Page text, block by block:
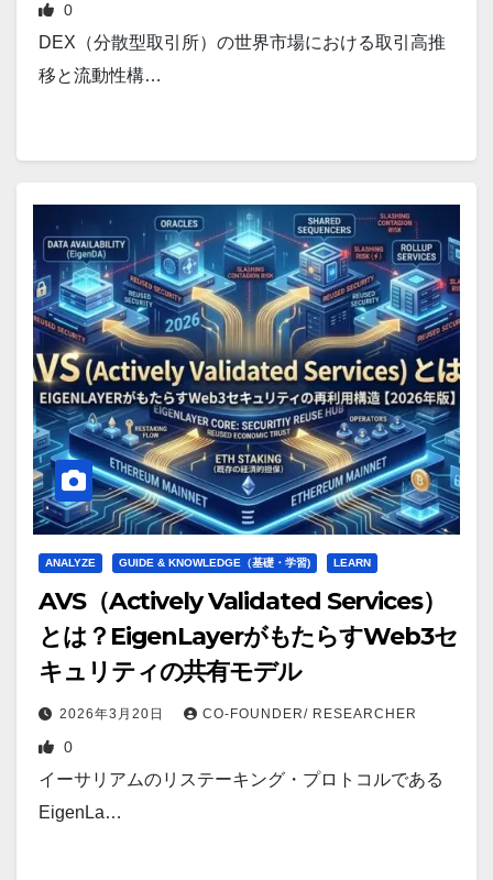
0
DEX（分散型取引所）の世界市場における取引高推
移と流動性構…
ANALYZE GUIDE & KNOWLEDGE（基礎・学習) LEARN
AVS（Actively Validated Services）
とは？EigenLayerがもたらすWeb3セ
キュリティの共有モデル
2026年3月20日 CO-FOUNDER/ RESEARCHER
0
イーサリアムのリステーキング・プロトコルである
EigenLa…